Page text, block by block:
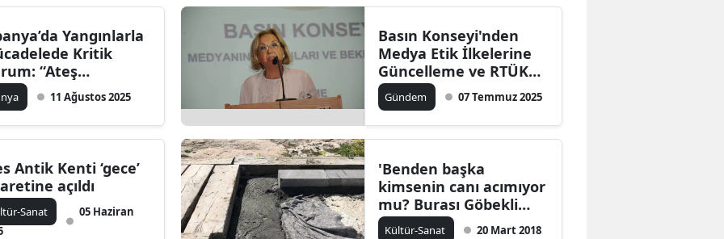
Yangınlarla
Kritik
“Ateş
ve
Sürüyor
11 Ağustos 2025
Basın Konseyi'nden
Medya Etik İlkelerine
Güncelleme ve RTÜK
Uygulamaları Üzerine
Uyarı
Gündem 07 Temmuz 2025
Antik Kenti ‘gece’
açıldı
Sanat
05 Haziran
'Benden başka
kimsenin canı acımıyor
mu? Burası Göbekli
Tepe'
Kültür-Sanat 20 Mart 2018